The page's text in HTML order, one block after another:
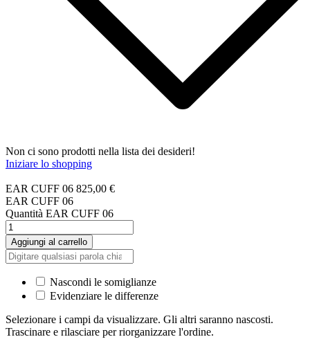
Non ci sono prodotti nella lista dei desideri!
Iniziare lo shopping
EAR CUFF 06 825,00 €
EAR CUFF 06
Quantità EAR CUFF 06
Aggiungi al carrello
Nascondi le somiglianze
Evidenziare le differenze
Selezionare i campi da visualizzare. Gli altri saranno nascosti.
Trascinare e rilasciare per riorganizzare l'ordine.